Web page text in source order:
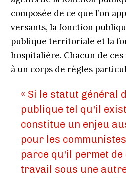
composée de ce que l’on
versants, la fonction
publique territoriale et la
hospitalière. Chacun de
à un corps de règles
« Si le statut général
publique tel qu'il
constitue un enjeu
pour les
parce qu'il permet de
travail sous une